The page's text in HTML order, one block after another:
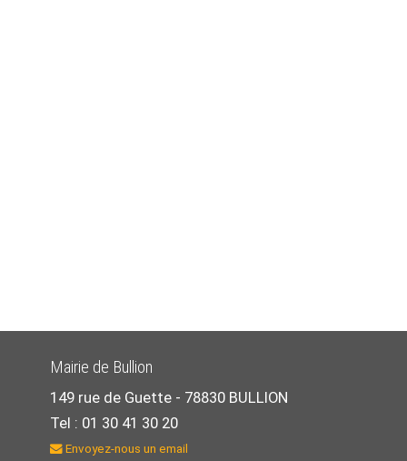
Mairie de Bullion
149 rue de Guette - 78830 BULLION
Tel : 01 30 41 30 20
Envoyez-nous un email